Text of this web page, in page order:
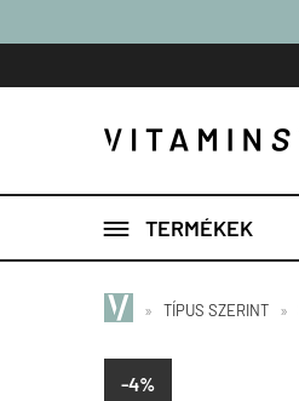
 TERMÉKEK
» TÍPUS SZERINT »
-4%